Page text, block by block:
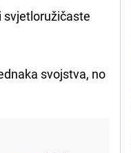
svjetloružičaste
svojstva, no